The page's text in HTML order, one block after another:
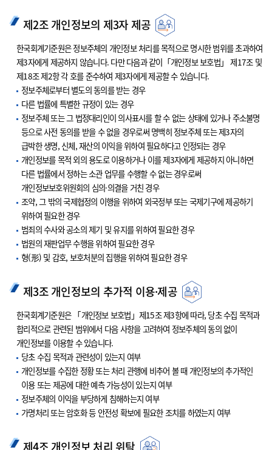
제2조 개인정보의 제3자 제공
한국회계기준원은 정보주체의 개인정보 처리를 목적으로 명시한 범위를 초과하여
제3자에게 제공하지 않습니다. 다만 다음과 같이「개인정보 보호법」 제17조 및
제18조 제2항 각 호를 준수하여 제3자에게 제공할 수 있습니다.
정보주체로부터 별도의 동의를 받는 경우
다른 법률에 특별한 규정이 있는 경우
정보주체 또는 그 법정대리인이 의사표시를 할 수 없는 상태에 있거나 주소불명
등으로 사전 동의를 받을 수 없을 경우로써 명백히 정보주체 또는 제3자의
급박한 생명, 신체, 재산의 이익을 위하여 필요하다고 인정되는 경우
개인정보를 목적 외의 용도로 이용하거나 이를 제3자에게 제공하지 아니하면
다른 법률에서 정하는 소관 업무를 수행할 수 없는 경우로써
개인정보보호위원회의 심의·의결을 거친 경우
조약, 그 밖의 국제협정의 이행을 위하여 외국정부 또는 국제기구에 제공하기
위하여 필요한 경우
범죄의 수사와 공소의 제기 및 유지를 위하여 필요한 경우
법원의 재판업무 수행을 위하여 필요한 경우
형(形) 및 감호, 보호처분의 집행을 위하여 필요한 경우
제3조 개인정보의 추가적 이용·제공
한국회계기준원은 「개인정보 보호법」제15조 제3항에 따라, 당초 수집 목적과
합리적으로 관련된 범위에서 다음 사항을 고려하여 정보주체의 동의 없이
개인정보를 이용할 수 있습니다.
당초 수집 목적과 관련성이 있는지 여부
개인정보를 수집한 정황 또는 처리 관행에 비추어 볼 때 개인정보의 추가적인
이용 또는 제공에 대한 예측 가능성이 있는지 여부
정보주체의 이익을 부당하게 침해하는지 여부
가명처리 또는 암호화 등 안전성 확보에 필요한 조치를 하였는지 여부